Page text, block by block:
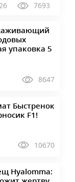
7693
упаковка 5
8647
Быстренок
F1!
10670
Hyalomma: